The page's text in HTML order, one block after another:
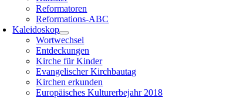
Reformatoren
Reformations-ABC
Kaleidoskop
Wortwechsel
Entdeckungen
Kirche für Kinder
Evangelischer Kirchbautag
Kirchen erkunden
Europäisches Kulturerbejahr 2018